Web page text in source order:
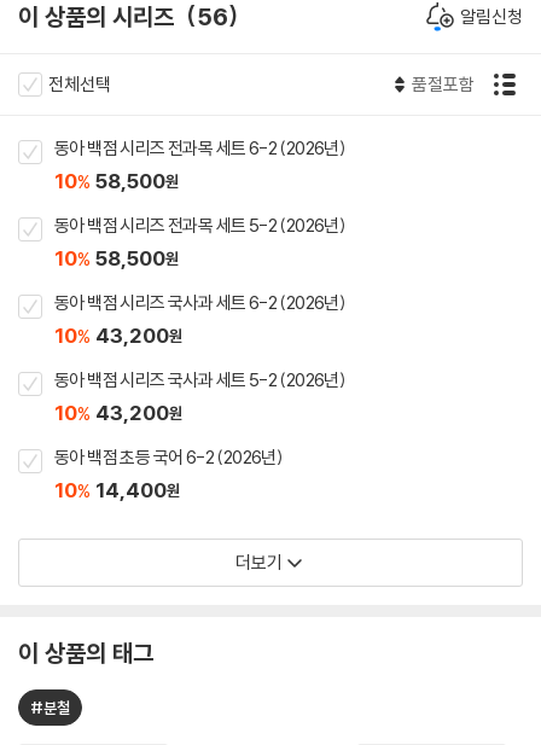
이 상품의 시리즈 56 알림신청
전체선택 품절포함
동아 백점 시리즈 전과목 세트 6-2 (2026년)
10% 58,500원
동아 백점 시리즈 전과목 세트 5-2 (2026년)
10% 58,500원
동아 백점 시리즈 국사과 세트 6-2 (2026년)
10% 43,200원
동아 백점 시리즈 국사과 세트 5-2 (2026년)
10% 43,200원
동아 백점 초등 국어 6-2 (2026년)
10% 14,400원
더보기
이 상품의 태그
#분철